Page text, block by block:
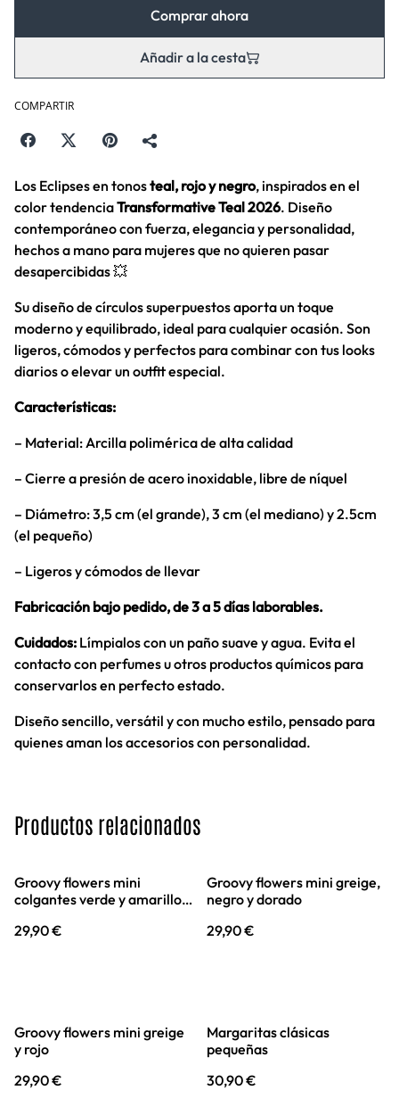
Comprar ahora
Añadir a la cesta
COMPARTIR
Los Eclipses en tonosteal, rojo y negro, inspirados en el
color tendenciaTransformative Teal 2026. Diseño
contemporáneo con fuerza, elegancia y personalidad,
hechos a mano para mujeres que no quieren pasar
desapercibidas 💥
Su diseño de círculos superpuestos aporta un toque
moderno y equilibrado, ideal para cualquier ocasión. Son
ligeros, cómodos y perfectos para combinar con tus looks
diarios o elevar un outfit especial.
Características:
– Material: Arcilla polimérica de alta calidad
– Cierre a presión de acero inoxidable, libre de níquel
– Diámetro: 3,5 cm (el grande), 3 cm (el mediano) y 2.5cm
(el pequeño)
– Ligeros y cómodos de llevar
Fabricación bajo pedido, de 3 a 5 días laborables.
Cuidados: Límpialos con un paño suave y agua. Evita el
contacto con perfumes u otros productos químicos para
conservarlos en perfecto estado.
Diseño sencillo, versátil y con mucho estilo, pensado para
quienes aman los accesorios con personalidad.
Productos relacionados
Groovy flowers mini
colgantes verde y amarillo
29,90 €
Groovy flowers mini greige,
negro y dorado
29,90 €
Groovy flowers mini greige
y rojo
29,90 €
Margaritas clásicas
pequeñas
30,90 €